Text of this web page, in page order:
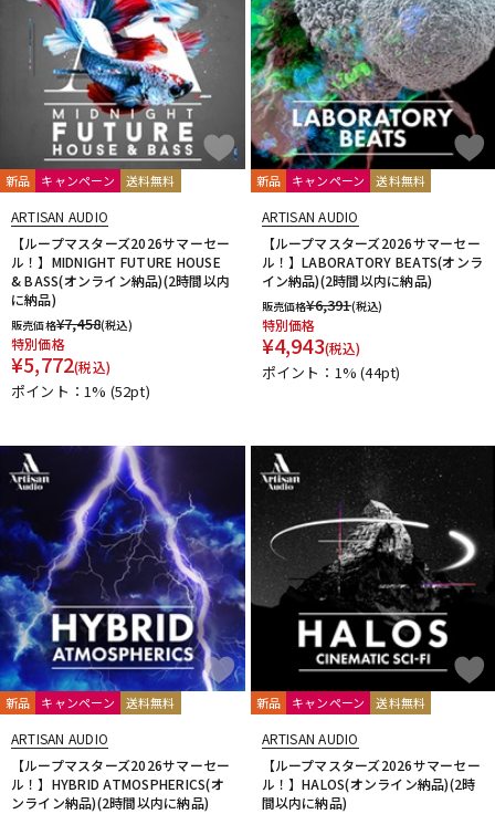
新品 キャンペーン 送料無料
ARTISAN AUDIO
【ループマスターズ2026サマーセー
ル！】MIDNIGHT FUTURE HOUSE
& BASS(オンライン納品)(2時間以内
に納品)
販売価格¥7,458(税込)
特別価格
¥5,772(税込)
ポイント：1% (52pt)
新品 キャンペーン 送料無料
ARTISAN AUDIO
【ループマスターズ2026サマーセー
ル！】LABORATORY BEATS(オンラ
イン納品)(2時間以内に納品)
販売価格¥6,391(税込)
特別価格
¥4,943(税込)
ポイント：1%(44pt)
新品 キャンペーン 送料無料
ARTISAN AUDIO
【ループマスターズ2026サマーセー
ル！】HYBRID ATMOSPHERICS(オ
ンライン納品)(2時間以内に納品)
新品 キャンペーン 送料無料
ARTISAN AUDIO
【ループマスターズ2026サマーセー
ル！】HALOS(オンライン納品)(2時
間以内に納品)